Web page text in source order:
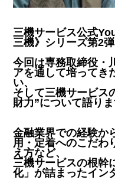
三機サービス公式
三機》シリーズ第2
今回は専務取締役・
アを通して培ってき
い、
そして三機サービス
財力”について語りま
金融業界での経験か
用・定着へのこだわ
え方など、
三機サービスの根幹
化」が詰まったイン